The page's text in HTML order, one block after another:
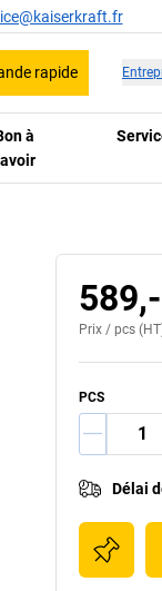
rapide
à
Prix / pcs
PCS
Délai